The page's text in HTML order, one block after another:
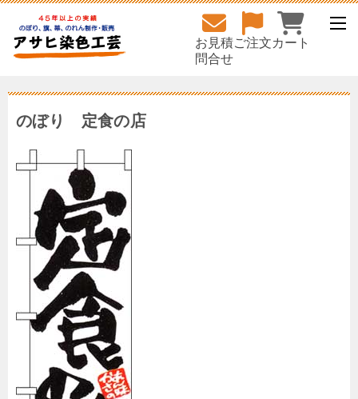
お見積
問合せ
ご注文カート
のぼり 定食の店